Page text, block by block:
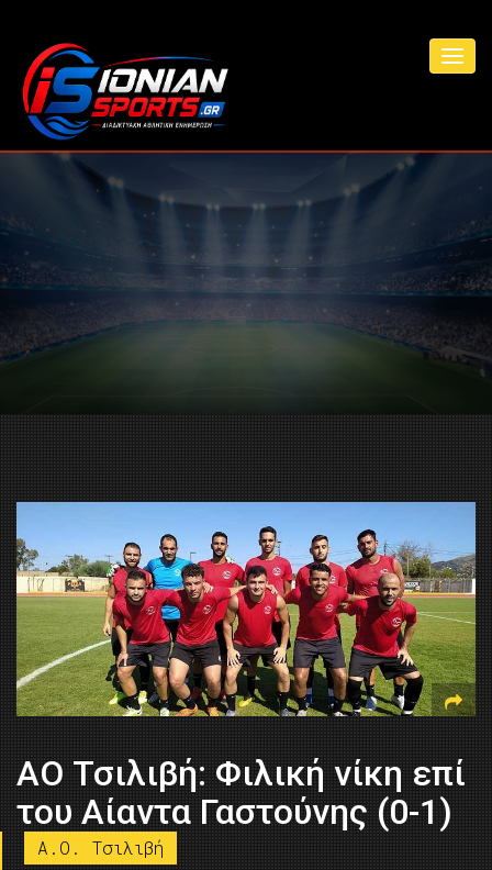
ΑΟ Τσιλιβή: Φιλική νίκη επί
του Αίαντα Γαστούνης (0-1)
Α.Ο. Τσιλιβή